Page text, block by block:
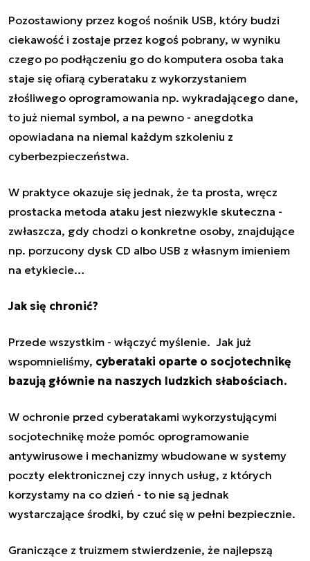
Pozostawiony przez kogoś nośnik USB, który budzi
ciekawość i zostaje przez kogoś pobrany, w wyniku
czego po podłączeniu go do komputera osoba taka
staje się ofiarą cyberataku z wykorzystaniem
złośliwego oprogramowania np. wykradającego dane,
to już niemal symbol, a na pewno - anegdotka
opowiadana na niemal każdym szkoleniu z
cyberbezpieczeństwa.
W praktyce okazuje się jednak, że ta prosta, wręcz
prostacka metoda ataku jest niezwykle skuteczna -
zwłaszcza, gdy chodzi o konkretne osoby, znajdujące
np. porzucony dysk CD albo USB z własnym imieniem
na etykiecie…
Jak się chronić?
Przede wszystkim - włączyć myślenie. Jak już
wspomnieliśmy, cyberataki oparte o socjotechnikę
bazują głównie na naszych ludzkich słabościach.
W ochronie przed cyberatakami wykorzystującymi
socjotechnikę może pomóc oprogramowanie
antywirusowe i mechanizmy wbudowane w systemy
poczty elektronicznej czy innych usług, z których
korzystamy na co dzień - to nie są jednak
wystarczające środki, by czuć się w pełni bezpiecznie.
Graniczące z truizmem stwierdzenie, że najlepszą